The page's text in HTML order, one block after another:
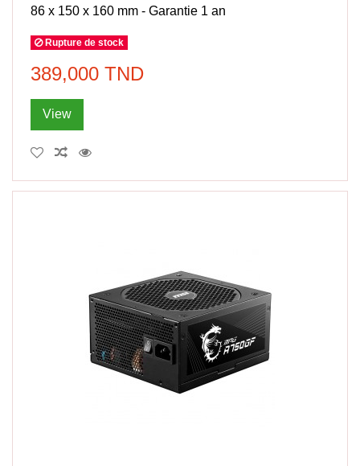
86 x 150 x 160 mm - Garantie 1 an
Rupture de stock
389,000 TND
View